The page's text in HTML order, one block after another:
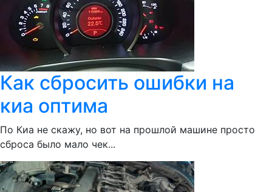
Как сбросить ошибки на
киа оптима
По Киа не скажу, но вот на прошлой машине просто
сброса было мало чек...